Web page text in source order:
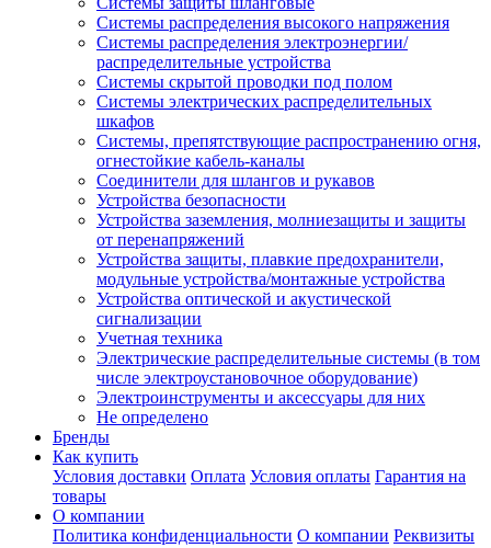
Системы распределения высокого напряжения
Системы распределения электроэнергии/
распределительные устройства
Системы скрытой проводки под полом
Системы электрических распределительных
шкафов
Системы, препятствующие распространению огня,
огнестойкие кабель-каналы
Соединители для шлангов и рукавов
Устройства безопасности
Устройства заземления, молниезащиты и защиты
от перенапряжений
Устройства защиты, плавкие предохранители,
модульные устройства/монтажные устройства
Устройства оптической и акустической
сигнализации
Учетная техника
Электрические распределительные системы (в том
числе электроустановочное оборудование)
Электроинструменты и аксессуары для них
Не определено
Бренды
Как купить
Условия доставки Оплата Условия оплаты Гарантия на
товары
О компании
Политика конфиденциальности О компании Реквизиты